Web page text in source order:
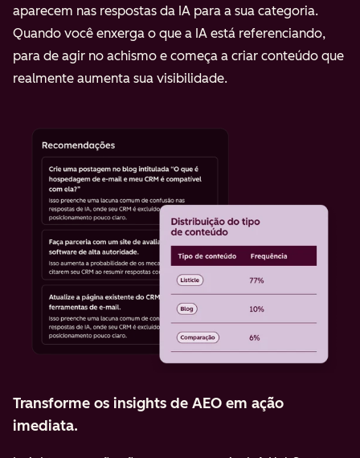
aparecem nas respostas da IA para a sua categoria.
Quando você enxerga o que a IA está referenciando,
para de agir no achismo e começa a criar conteúdo que
realmente aumenta sua visibilidade.
Transforme os insights de AEO em ação
imediata.